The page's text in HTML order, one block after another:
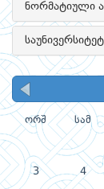
ნორმატიული
ორშ სამ
3 4